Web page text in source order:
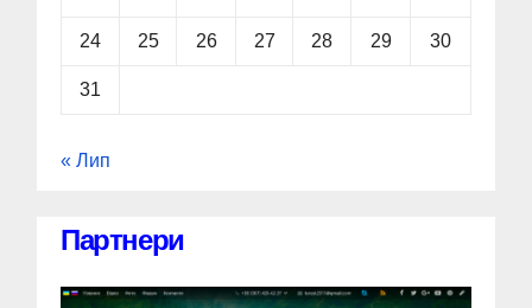
24 25 26 27 28 29 30
31
« Лип
Партнери